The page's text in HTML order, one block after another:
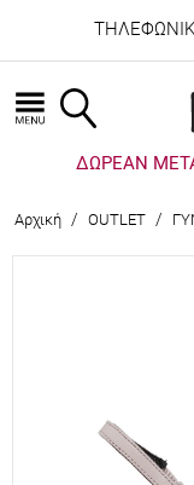
ΔΩΡΕΑΝ
Αρχική / OUTLET /